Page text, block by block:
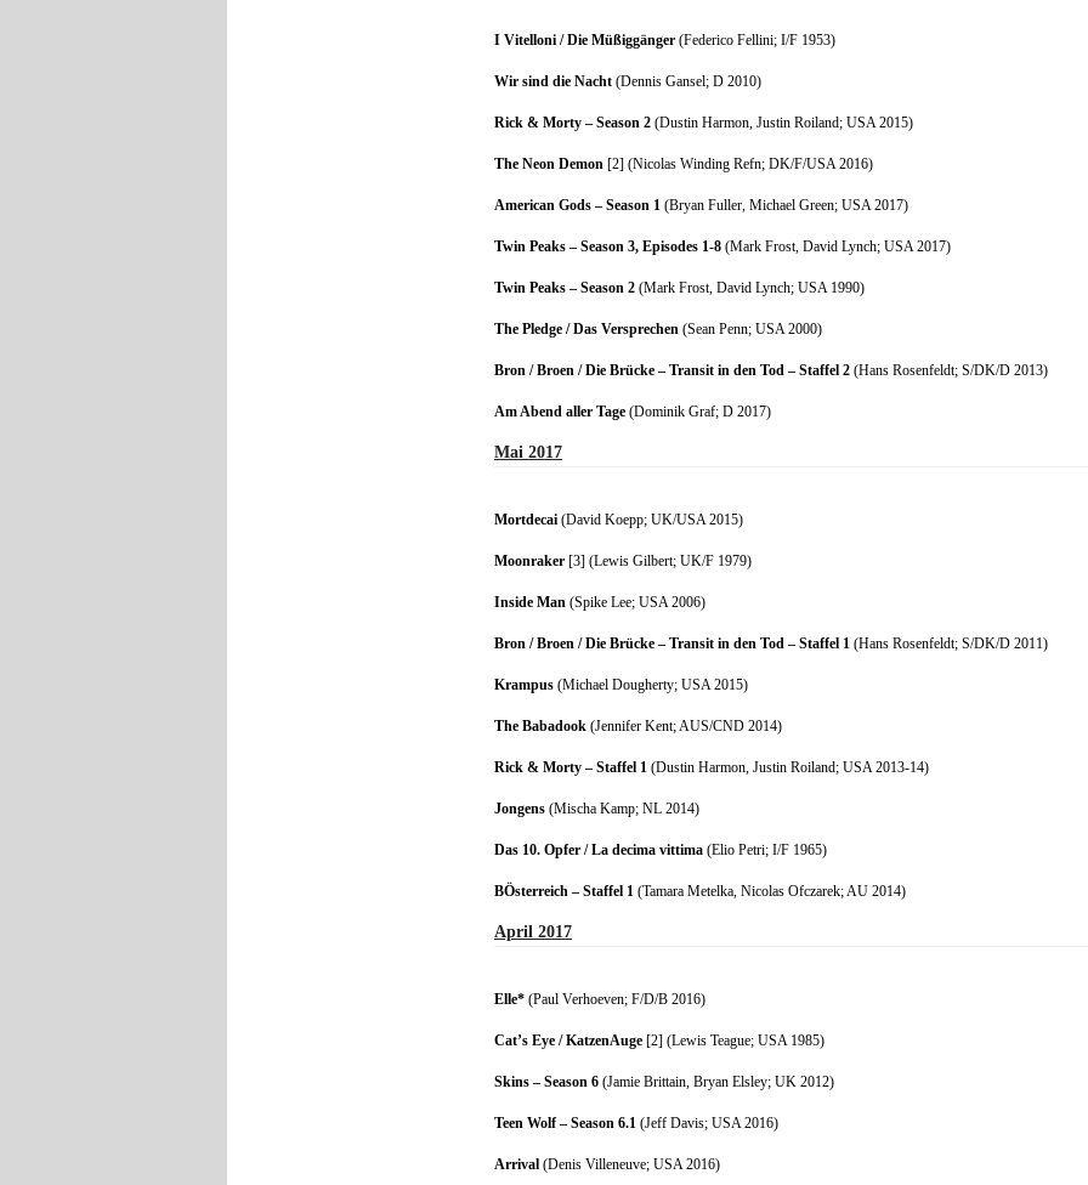
I Vitelloni / Die Müßiggänger (Federico Fellini; I/F 1953)
Wir sind die Nacht (Dennis Gansel; D 2010)
Rick & Morty – Season 2 (Dustin Harmon, Justin Roiland; USA 2015)
The Neon Demon [2] (Nicolas Winding Refn; DK/F/USA 2016)
American Gods – Season 1 (Bryan Fuller, Michael Green; USA 2017)
Twin Peaks – Season 3, Episodes 1-8 (Mark Frost, David Lynch; USA 2017)
Twin Peaks – Season 2 (Mark Frost, David Lynch; USA 1990)
The Pledge / Das Versprechen (Sean Penn; USA 2000)
Bron / Broen / Die Brücke – Transit in den Tod – Staffel 2 (Hans Rosenfeldt; S/DK/D 2013)
Am Abend aller Tage (Dominik Graf; D 2017)
Mai 2017
Mortdecai (David Koepp; UK/USA 2015)
Moonraker [3] (Lewis Gilbert; UK/F 1979)
Inside Man (Spike Lee; USA 2006)
Bron / Broen / Die Brücke – Transit in den Tod – Staffel 1 (Hans Rosenfeldt; S/DK/D 2011)
Krampus (Michael Dougherty; USA 2015)
The Babadook (Jennifer Kent; AUS/CND 2014)
Rick & Morty – Staffel 1 (Dustin Harmon, Justin Roiland; USA 2013-14)
Jongens (Mischa Kamp; NL 2014)
Das 10. Opfer / La decima vittima (Elio Petri; I/F 1965)
BÖsterreich – Staffel 1 (Tamara Metelka, Nicolas Ofczarek; AU 2014)
April 2017
Elle* (Paul Verhoeven; F/D/B 2016)
Cat’s Eye / KatzenAuge [2] (Lewis Teague; USA 1985)
Skins – Season 6 (Jamie Brittain, Bryan Elsley; UK 2012)
Teen Wolf – Season 6.1 (Jeff Davis; USA 2016)
Arrival (Denis Villeneuve; USA 2016)